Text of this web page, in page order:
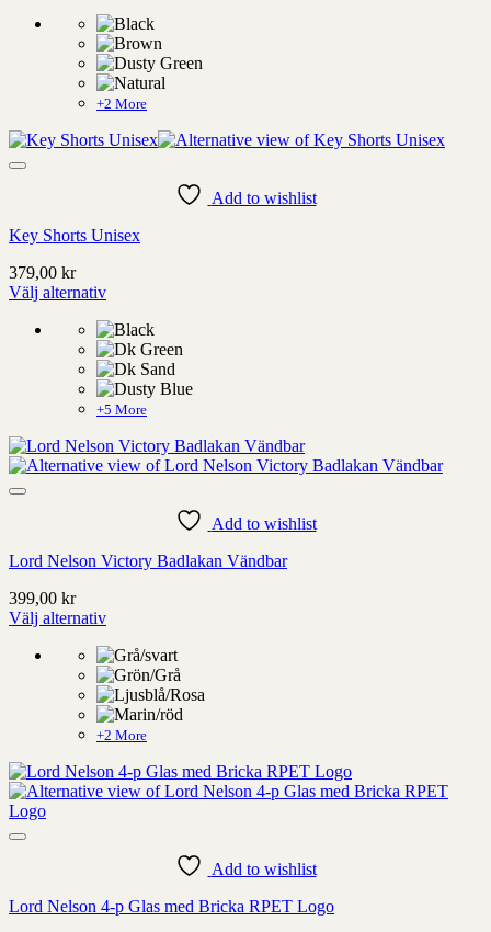
produkt
på
produktens
+2 More
Add to wishlist
Key Shorts Unisex
379,00 kr
Välj alternativ
produkt
på
produktens
sida
+5 More
Add to wishlist
Lord Nelson Victory Badlakan Vändbar
399,00 kr
Välj alternativ
produkt
på
produktens
sida
+2 More
Add to wishlist
Lord Nelson 4-p Glas med Bricka RPET Logo